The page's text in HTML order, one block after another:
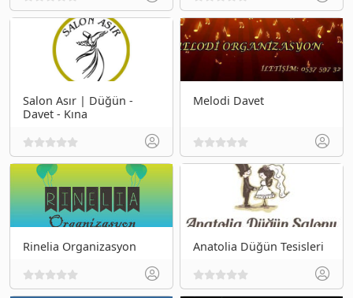
Salon Asır | Düğün -
Davet - Kına
Melodi Davet
Rinelia Organizasyon Anatolia Düğün Tesisleri